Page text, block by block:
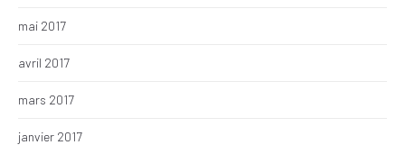
mai 2017
avril 2017
mars 2017
janvier 2017